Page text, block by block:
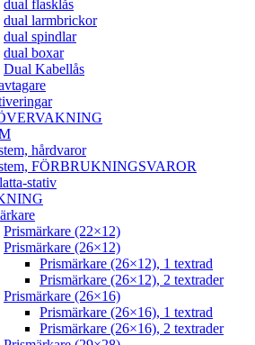
dual flasklås
dual larmbrickor
dual spindlar
dual boxar
Dual Kabellås
hårdvaror
FÖRBRUKNINGSVAROR
stativ
Prismärkare (22×12)
Prismärkare (26×12)
Prismärkare (26×12), 1 textrad
Prismärkare (26×12), 2 textrader
Prismärkare (26×16)
Prismärkare (26×16), 1 textrad
Prismärkare (26×16), 2 textrader